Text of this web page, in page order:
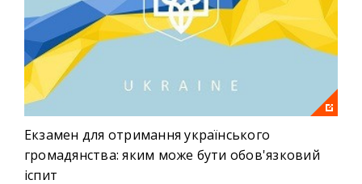
Екзамен для отримання українського
громадянства: яким може бути обов'язковий
іспит